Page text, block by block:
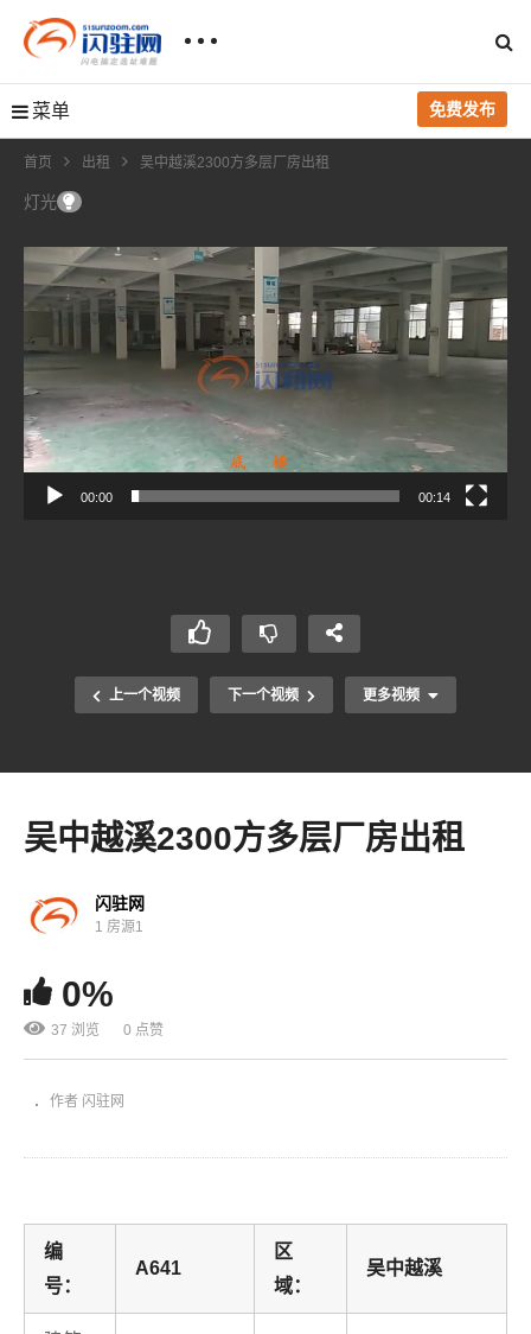
菜单 免费发布
首页 出租 吴中越溪2300方多层厂房出租
灯光
视
频
放
00:00 00:14
上一个视频 下一个视频 更多视频
吴中越溪2300方多层厂房出租
闪驻网
1 房源1
0%
37 浏览 0 点赞
作者 闪驻网
编
号：
A641
区
域：
吴中越溪